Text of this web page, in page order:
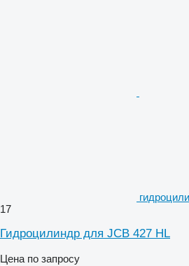
17
Гидроцилиндр для JCB 427 HL
Цена по запросу